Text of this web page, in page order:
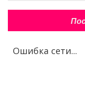
Ошибка сети...